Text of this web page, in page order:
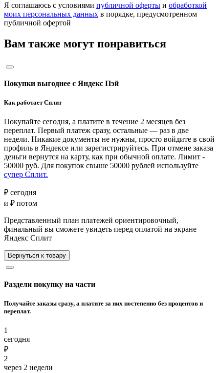
Я соглашаюсь с условиями публичной оферты и обработкой
моих персональных данных в порядке, предусмотренном
публичной офертой
Вам также могут понравиться
Покупки выгоднее с Яндекс Пэй
Как работает Сплит
Покупайте сегодня, а платите в течение 2 месяцев без
переплат. Первый платеж сразу, остальные — раз в две
недели. Никакие документы не нужны, просто войдите в свой
профиль в Яндексе или зарегистрируйтесь. При отмене заказа
деньги вернутся на карту, как при обычной оплате. Лимит -
50000 руб. Для покупок свыше 50000 рублей используйте
супер Сплит.
₽ сегодня
и ₽ потом
Представленный план платежей ориентировочный,
финальный вы сможете увидеть перед оплатой на экране
Яндекс Сплит
Вернуться к товару
Раздели покупку на части
Получайте заказы сразу, а платите за них постепенно без процентов и
переплат.
1
сегодня
₽
2
через 2 недели